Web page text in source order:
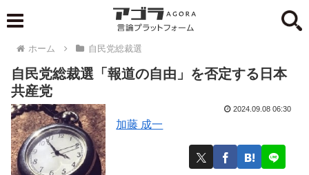
ホーム 自民党総裁選
自民党総裁選「報道の自由」を否定する日本
共産党
加藤 成一
2024.09.08 06:30